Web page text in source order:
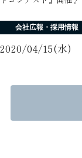
会社広報・採用情報
2020/04/15(水)